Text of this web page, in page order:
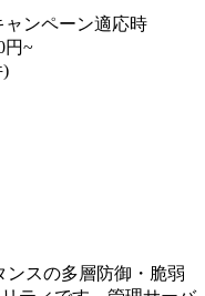
ンペーン適応時
円~
)
ンスの多層防御・脆弱